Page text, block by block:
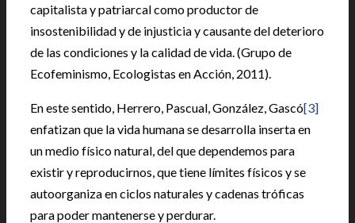
capitalista y patriarcal como productor de
insostenibilidad y de injusticia y causante del deterioro
de las condiciones y la calidad de vida. (Grupo de
Ecofeminismo, Ecologistas en Acción, 2011).
En este sentido, Herrero, Pascual, González, Gascó[3]
enfatizan que la vida humana se desarrolla inserta en
un medio físico natural, del que dependemos para
existir y reproducirnos, que tiene límites físicos y se
autoorganiza en ciclos naturales y cadenas tróficas
para poder mantenerse y perdurar.